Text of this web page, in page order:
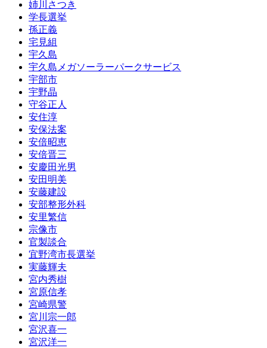
姉川さつき
学長選挙
孫正義
宅見組
宇久島
宇久島メガソーラーパークサービス
宇部市
宇野晶
守谷正人
安住淳
安保法案
安倍昭恵
安倍晋三
安慶田光男
安田明美
安藤建設
安部整形外科
安里繁信
宗像市
官製談合
宜野湾市長選挙
実藤輝夫
宮内秀樹
宮原信孝
宮崎県警
宮川宗一郎
宮沢喜一
宮沢洋一